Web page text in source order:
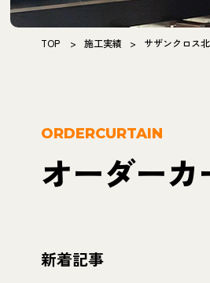
TOP > 施工実績 > サザンクロス
ORDERCURTAIN
オーダーカ
新着記事